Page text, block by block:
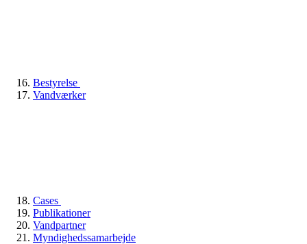
Bestyrelse
Vandværker
Cases
Publikationer
Vandpartner
Myndighedssamarbejde